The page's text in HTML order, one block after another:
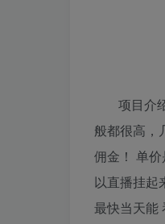
项目介
般都很高，
佣金！ 单
以直播挂起
最快当天能